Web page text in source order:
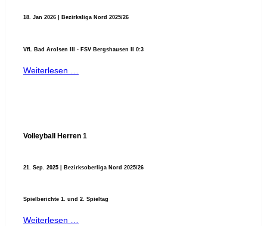
18. Jan 2026 | Bezirksliga Nord 2025/26
VfL Bad Arolsen III - FSV Bergshausen II 0:3
Weiterlesen …
Volleyball Herren 1
21. Sep. 2025 | Bezirksoberliga Nord 2025/26
Spielberichte 1. und 2. Spieltag
Weiterlesen …